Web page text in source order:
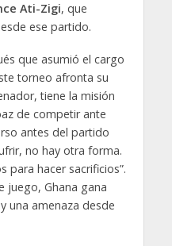
Ati-Zigi, que
ese partido.
que asumió el cargo
torneo afronta su
tiene la misión
de competir ante
antes del partido
no hay otra forma.
para hacer sacrificios”.
juego, Ghana gana
una amenaza desde